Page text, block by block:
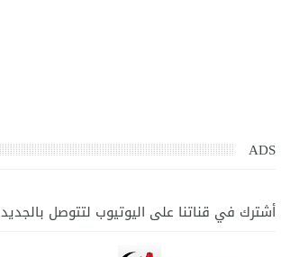
ADS
أشترك في قناتنا على اليوتيوب لتتوصل بالجديد